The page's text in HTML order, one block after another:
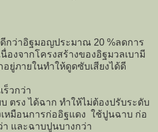
ดีกว่าอิฐมอญประมาณ 20 %ลดการ
องจากโครงสร้างของอิฐมวลเบามี
ยู่ภายในทำให้ดูดซับเสียงได้ดี
ร็วกว่า
ตรง ได้ฉาก ทำให้ไม่ต้องปรับระดับ
หมือนการก่ออิฐแดง ใช้ปูนฉาบ ก่อ
า และฉาบปูนบางกว่า